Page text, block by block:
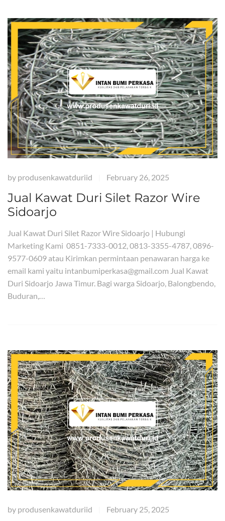
by produsenkawatduriid February 26, 2025
Jual Kawat Duri Silet Razor Wire
Sidoarjo
Jual Kawat Duri Silet Razor Wire Sidoarjo | Hubungi
Marketing Kami 0851-7333-0012, 0813-3355-4787, 0896-
9577-0609 atau Kirimkan permintaan penawaran harga ke
email kami yaitu intanbumiperkasa@gmail.com Jual Kawat
Duri Sidoarjo Jawa Timur. Bagi warga Sidoarjo, Balongbendo,
Buduran,…
by produsenkawatduriid February 25, 2025